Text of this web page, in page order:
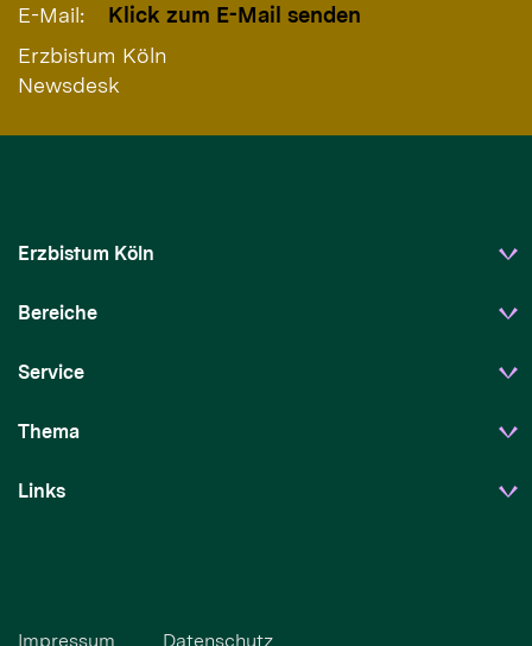
E-Mail:
Klick zum E-Mail senden
Erzbistum Köln
Newsdesk
Erzbistum Köln
Bereiche
Service
Thema
Links
Impressum Datenschutz